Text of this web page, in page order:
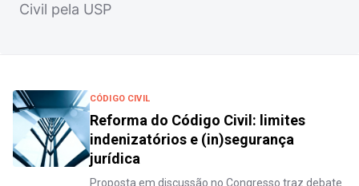
Civil pela USP
CÓDIGO CIVIL
Reforma do Código Civil: limites
indenizatórios e (in)segurança
jurídica
Proposta em discussão no Congresso traz debate